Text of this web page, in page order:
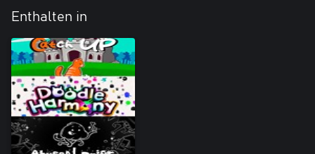
Enthalten in